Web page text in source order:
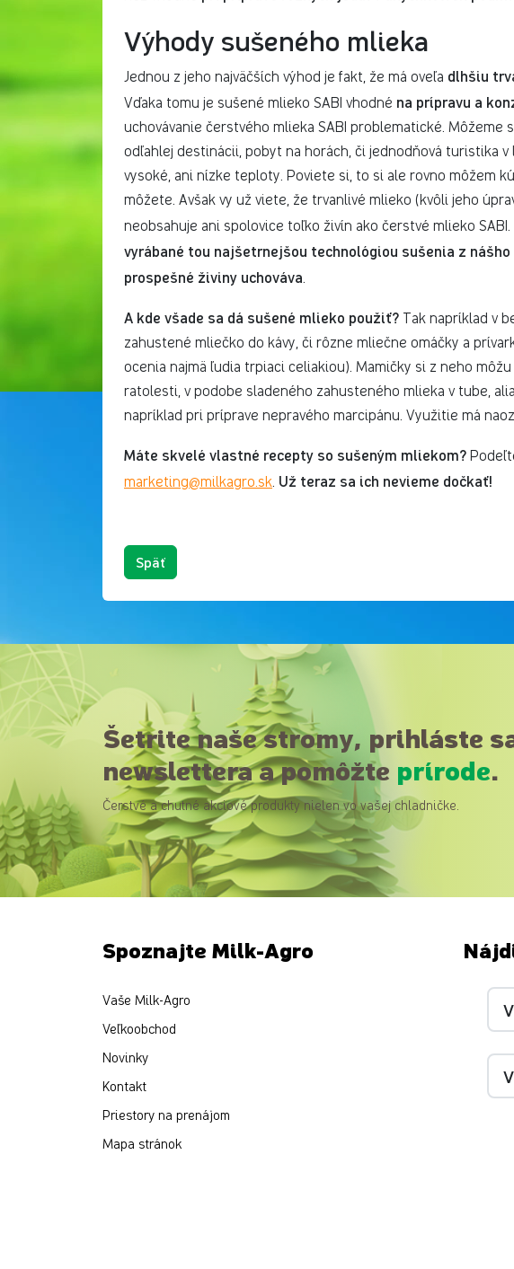
Výhody sušeného mlieka
Jednou z jeho najväčších výhod je fakt, že má oveľa dlhšiu
Vďaka tomu je sušené mlieko SABI vhodné na prípravu a
uchovávanie čerstvého mlieka SABI problematické. Môžeme
odľahlej destinácii, pobyt na horách, či jednodňová turistika
vysoké, ani nízke teploty. Poviete si, to si ale rovno môžem
môžete. Avšak vy už viete, že trvanlivé mlieko (kvôli jeho
neobsahuje ani spolovice toľko živín ako čerstvé mlieko SABI.
vyrábané tou najšetrnejšou technológiou sušenia z
prospešné živiny uchováva
A kde všade sa dá sušené mlieko použiť?
Tak napríklad v
zahustené mliečko do kávy, či rôzne mliečne omáčky a
ocenia najmä ľudia trpiaci celiakiou). Mamičky si z neho
ratolesti, v podobe sladeného zahusteného mlieka v tube,
napríklad pri príprave nepravého marcipánu. Využitie má
Máte skvelé vlastné recepty so sušeným mliekom?
marketing@milkagro.sk Už teraz sa ich nevieme dočkať!
Späť
Šetrite naše stromy, prihláste
newslettera a pomôžte prírode.
Čerstvé a chutné akciové produkty nielen vo vašej chladničke.
Spoznajte Milk-Agro
Vaše Milk-Agro
Veľkoobchod
Novinky
Kontakt
Priestory na prenájom
Mapa stránok